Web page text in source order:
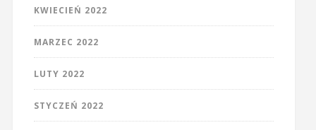
KWIECIEŃ 2022
MARZEC 2022
LUTY 2022
STYCZEŃ 2022